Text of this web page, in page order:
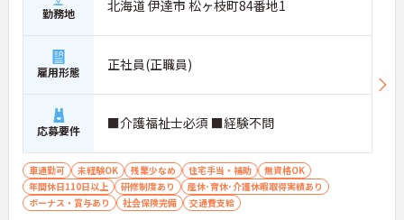
勤務地 北海道 伊達市 松ヶ枝町84番地1
雇用形態 正社員(正職員)
応募要件 ■介護福祉士必須 ■経験不問
車通勤可 未経験OK 残業少なめ 住宅手当・補助
無資格OK
年間休日110日以上
研修制度あり
産休･育休･介護休暇取得実績あり
ボーナス・賞与あり
社会保険完備 交通費支給